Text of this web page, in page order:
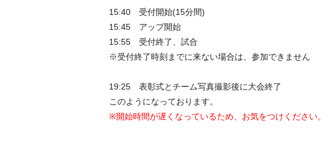
15:40 受付開始(15分間)
15:45 アップ開始
15:55 受付終了、試合
※受付終了時刻までに来ない場合は、参加できません
19:25 表彰式とチーム写真撮影後に大会終了
このようになっております。
※開始時間が遅くなっているため、お気をつけください。